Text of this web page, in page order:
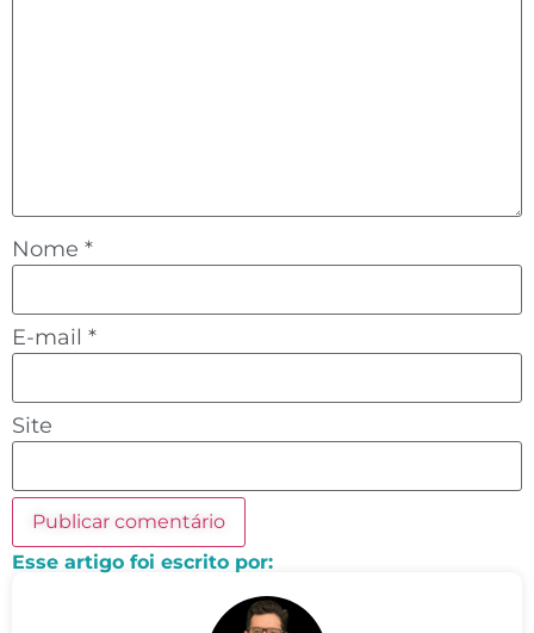
Nome *
E-mail *
Site
Esse artigo foi escrito por: